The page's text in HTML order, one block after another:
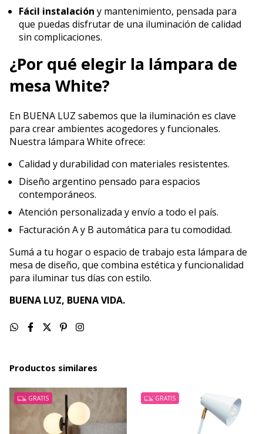
Fácil instalación y mantenimiento, pensada para
que puedas disfrutar de una iluminación de calidad
sin complicaciones.
¿Por qué elegir la lámpara de
mesa White?
En BUENA LUZ sabemos que la iluminación es clave
para crear ambientes acogedores y funcionales.
Nuestra lámpara White ofrece:
Calidad y durabilidad con materiales resistentes.
Diseño argentino pensado para espacios
contemporáneos.
Atención personalizada y envío a todo el país.
Facturación A y B automática para tu comodidad.
Sumá a tu hogar o espacio de trabajo esta lámpara de
mesa de diseño, que combina estética y funcionalidad
para iluminar tus días con estilo.
BUENA LUZ, BUENA VIDA.
Productos similares
GRATIS GRATIS